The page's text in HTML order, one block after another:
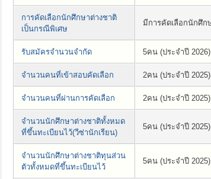
การคัดเลือกนักศึกษาต่างชาติ
เป็นกรณีพิเศษ
มีการคัดเลือกนักศึก
รับสมัครจำนวนจำกัด 5คน (ประจำปี 2026)
จำนวนคนที่เข้าสอบคัดเลือก 2คน (ประจำปี 2025)
จำนวนคนที่ผ่านการคัดเลือก 2คน (ประจำปี 2025)
จำนวนนักศึกษาต่างชาติทั้งหมด
ที่ขึ้นทะเบียนไว้(วีซ่านักเรียน)
5คน (ประจำปี 2025)
จำนวนนักศึกษาต่างชาติทุนส่วน
ตัวทั้งหมดที่ขึ้นทะเบียนไว้
5คน (ประจำปี 2025)